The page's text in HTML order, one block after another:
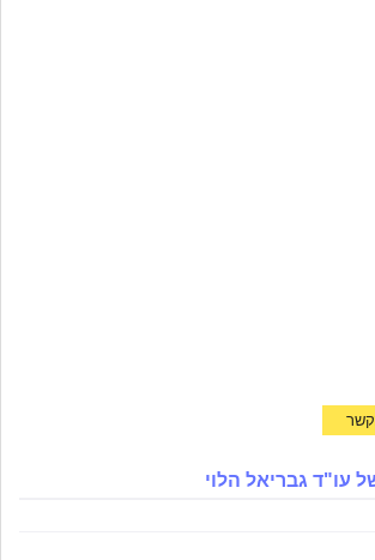
עו"ד גבריאל הלוי